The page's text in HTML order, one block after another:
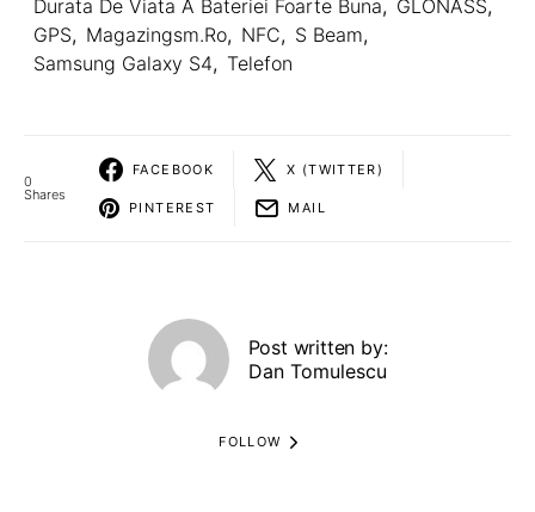
Durata De Viata A Bateriei Foarte Buna, GLONASS,
GPS, Magazingsm.ro, NFC, S Beam,
Samsung Galaxy S4, Telefon
0
Shares
FACEBOOK X (TWITTER)
PINTEREST MAIL
Post written by:
Dan Tomulescu
FOLLOW